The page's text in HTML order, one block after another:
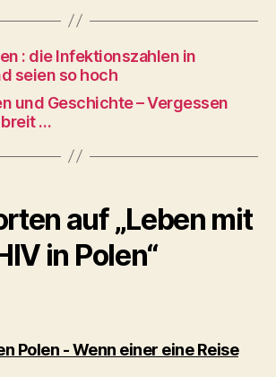
: die Infektionszahlen in
seien so hoch
und Geschichte – Vergessen
…
auf „Leben mit
in Polen“
Polen - Wenn einer eine Reise